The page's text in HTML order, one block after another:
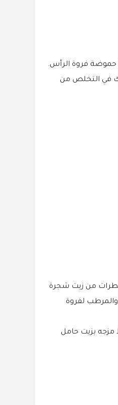
حموضة فروة الرأس.
في التخلص من
من زيت شجرة
والمرطب لفروة
بزيت حامل